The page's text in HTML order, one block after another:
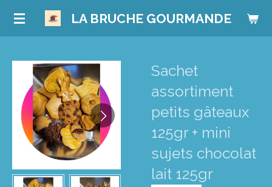
Passer
principal
LA BRUCHE GOURMANDE
Sachet
assortiment
petits gâteaux
125gr + mini
sujets chocolat
lait 125gr